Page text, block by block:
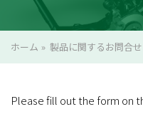
ホーム » 製品に関するお問合せ
Please fill out the form on